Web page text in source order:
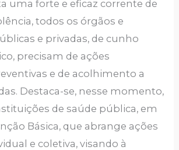
uma forte e eficaz corrente de
todos os órgãos e
e privadas, de cunho
precisam de ações
e de acolhimento a
Destaca-se, nesse momento,
de saúde pública, em
Básica, que abrange ações
e coletiva, visando à